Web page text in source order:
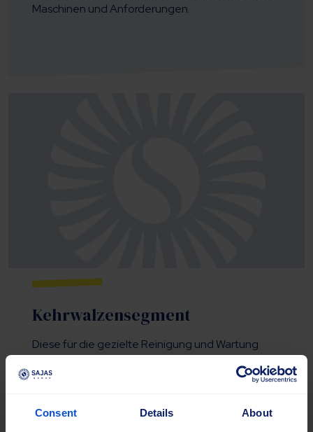
Consent Details About
Maschinen und Anforderungen.
Kehrwalzensegment
Diese für die gezielte Reinigung und Wartung
Systeme und bieten austauschbare Segmente